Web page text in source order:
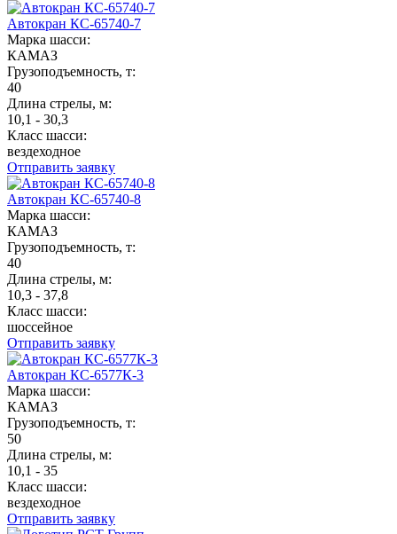
Автокран КС-65740-7
Марка шасси:
КАМАЗ
Грузоподъемность, т:
40
Длина стрелы, м:
10,1 - 30,3
Класс шасси:
вездеходное
Отправить заявку
Автокран КС-65740-8
Марка шасси:
КАМАЗ
Грузоподъемность, т:
40
Длина стрелы, м:
10,3 - 37,8
Класс шасси:
шоссейное
Отправить заявку
Автокран КС-6577К-3
Марка шасси:
КАМАЗ
Грузоподъемность, т:
50
Длина стрелы, м:
10,1 - 35
Класс шасси:
вездеходное
Отправить заявку